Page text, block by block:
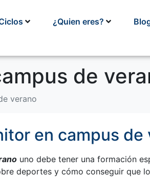
¿Quien eres?
de
verano
en campus de
uno debe tener una formación
deportes y cómo conseguir que